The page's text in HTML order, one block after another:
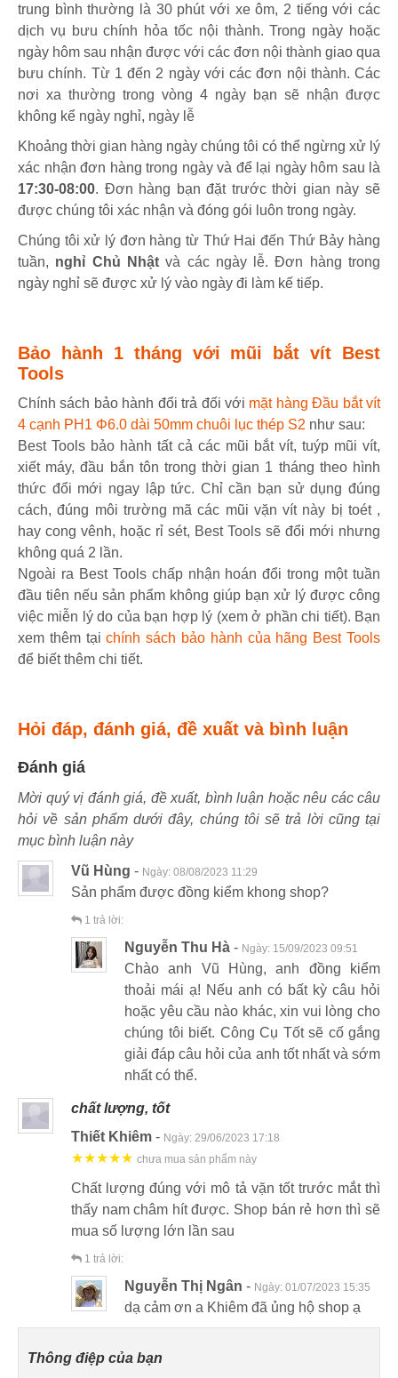
trung bình thường là 30 phút với xe ôm, 2 tiếng với các
dịch vụ bưu chính hỏa tốc nội thành. Trong ngày hoặc
ngày hôm sau nhận được với các đơn nội thành giao qua
bưu chính. Từ 1 đến 2 ngày với các đơn nội thành. Các
nơi xa thường trong vòng 4 ngày bạn sẽ nhận được
không kể ngày nghỉ, ngày lễ
Khoảng thời gian hàng ngày chúng tôi có thể ngừng xử lý
xác nhận đơn hàng trong ngày và để lại ngày hôm sau là
17:30-08:00. Đơn hàng bạn đặt trước thời gian này sẽ
được chúng tôi xác nhận và đóng gói luôn trong ngày.
Chúng tôi xử lý đơn hàng từ Thứ Hai đến Thứ Bảy hàng
tuần, nghỉ Chủ Nhậtvà các ngày lễ. Đơn hàng trong
ngày nghỉ sẽ được xử lý vào ngày đi làm kế tiếp.
Bảo hành 1 tháng với mũi bắt vít Best
Tools
Chính sách bảo hành đổi trả đối với mặt hàng Đầu bắt vít
4 cạnh PH1 Φ6.0 dài 50mm chuôi lục thép S2 như sau:
Best Tools bảo hành tất cả các mũi bắt vít, tuýp mũi vít,
xiết máy, đầu bắn tôn trong thời gian 1 tháng theo hình
thức đổi mới ngay lập tức. Chỉ cần bạn sử dụng đúng
cách, đúng môi trường mã các mũi vặn vít này bị toét ,
hay cong vênh, hoặc rỉ sét, Best Tools sẽ đổi mới nhưng
không quá 2 lần.
Ngoài ra Best Tools chấp nhận hoán đổi trong một tuần
đầu tiên nếu sản phẩm không giúp bạn xử lý được công
việc miễn lý do của bạn hợp lý (xem ở phần chi tiết). Bạn
xem thêm tạichính sách bảo hành của hãng Best Tools
để biết thêm chi tiết.
Hỏi đáp, đánh giá, đề xuất và bình luận
Đánh giá
Mời quý vị đánh giá, đề xuất, bình luận hoặc nêu các câu
hỏi về sản phẩm dưới đây, chúng tôi sẽ trả lời cũng tại
mục bình luận này
Vũ Hùng - Ngày: 08/08/2023 11:29
Sản phẩm được đồng kiểm khong shop?
1 trả lời:
Nguyễn Thu Hà - Ngày: 15/09/2023 09:51
Chào anh Vũ Hùng, anh đồng kiểm
thoải mái ạ! Nếu anh có bất kỳ câu hỏi
hoặc yêu cầu nào khác, xin vui lòng cho
chúng tôi biết. Công Cụ Tốt sẽ cố gắng
giải đáp câu hỏi của anh tốt nhất và sớm
nhất có thể.
chất lượng, tốt
Thiết Khiêm - Ngày: 29/06/2023 17:18
★★★★★ chưa mua sản phẩm này
Chất lượng đúng với mô tả vặn tốt trước mắt thì
thấy nam châm hít được. Shop bán rẻ hơn thì sẽ
mua số lượng lớn lần sau
1 trả lời:
Nguyễn Thị Ngân - Ngày: 01/07/2023 15:35
dạ cảm ơn a Khiêm đã ủng hộ shop ạ
Thông điệp của bạn